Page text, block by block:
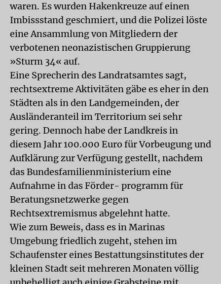
waren. Es wurden Hakenkreuze auf einen
Imbissstand geschmiert, und die Polizei löste
eine Ansammlung von Mitgliedern der
verbotenen neonazistischen Gruppierung
»Sturm 34« auf.
Eine Sprecherin des Landratsamtes sagt,
rechtsextreme Aktivitäten gäbe es eher in den
Städten als in den Landgemeinden, der
Ausländeranteil im Territorium sei sehr
gering. Dennoch habe der Landkreis in
diesem Jahr 100.000 Euro für Vorbeugung und
Aufklärung zur Verfügung gestellt, nachdem
das Bundesfamilienministerium eine
Aufnahme in das Förder- programm für
Beratungsnetzwerke gegen
Rechtsextremismus abgelehnt hatte.
Wie zum Beweis, dass es in Marinas
Umgebung friedlich zugeht, stehen im
Schaufenster eines Bestattungsinstitutes der
kleinen Stadt seit mehreren Monaten völlig